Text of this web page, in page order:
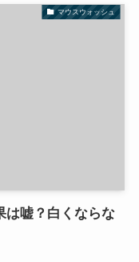
マウスウォッシュ
は嘘？白くならな